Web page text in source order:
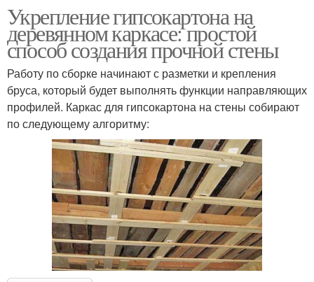
Укрепление гипсокартона на
деревянном каркасе: простой
способ создания прочной стены
Работу по сборке начинают с разметки и крепления
бруса, который будет выполнять функции направляющих
профилей. Каркас для гипсокартона на стены собирают
по следующему алгоритму: